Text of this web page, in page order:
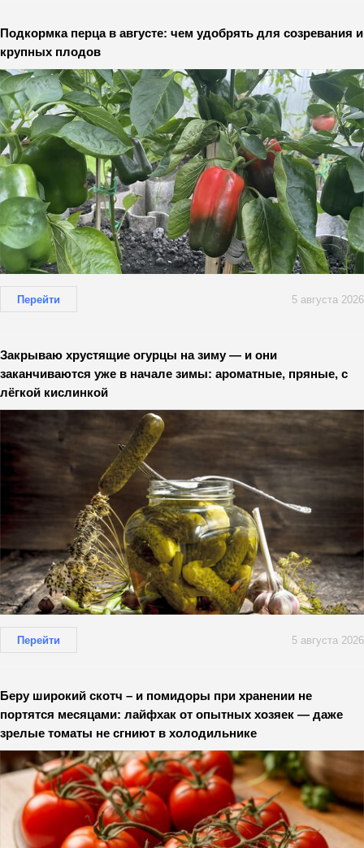
Подкормка перца в августе: чем удобрять для созревания и
крупных плодов
Перейти 5 августа 2026
Закрываю хрустящие огурцы на зиму — и они
заканчиваются уже в начале зимы: ароматные, пряные, с
лёгкой кислинкой
Перейти 5 августа 2026
Беру широкий скотч – и помидоры при хранении не
портятся месяцами: лайфхак от опытных хозяек — даже
зрелые томаты не сгниют в холодильнике